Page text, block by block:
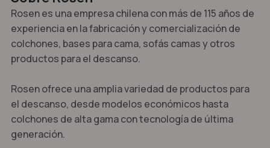
Rosen es una empresa chilena con más de 115 años de
experiencia en la fabricación y comercialización de
colchones, bases para cama, sofás camas y otros
productos para el descanso.
Rosen ofrece una amplia variedad de productos para
el descanso, desde modelos económicos hasta
colchones de alta gama con tecnología de última
generación.